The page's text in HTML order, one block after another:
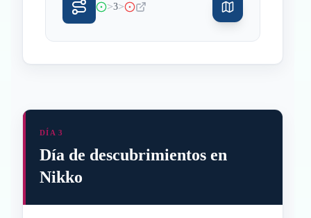
>3>
DÍA 3
Día de descubrimientos en
Nikko